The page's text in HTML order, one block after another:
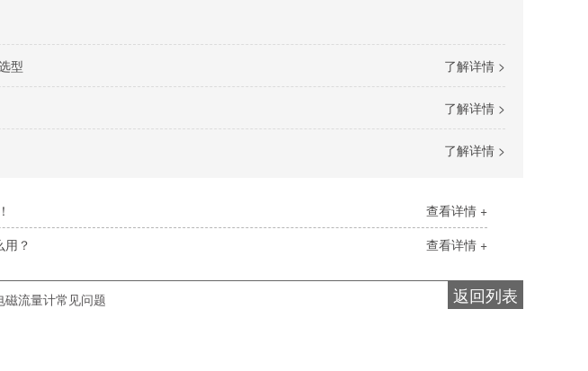
了解详情 >
型
了解详情 >
了解详情 >
查看详情 +
查看详情 +
？
返回列表
磁流量计常见问题